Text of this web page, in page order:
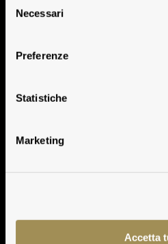
delNecessari
Preferenze
Statistiche
Marketing
Accetta